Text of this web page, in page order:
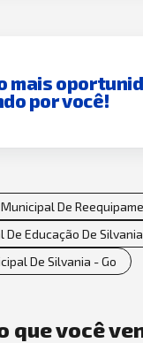
mais
por você!
De
De Educação De Silvania
De Silvania - Go
que você